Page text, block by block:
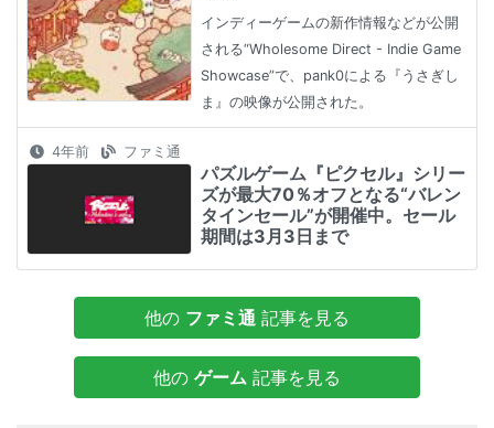
インディーゲームの新作情報などが公開
される“Wholesome Direct - Indie Game
Showcase”で、pank0による『うさぎし
ま』の映像が公開された。
4年前 ファミ通
パズルゲーム『ピクセル』シリー
ズが最大70％オフとなる“バレン
タインセール”が開催中。セール
期間は3月3日まで
他の ファミ通 記事を見る
他の ゲーム 記事を見る